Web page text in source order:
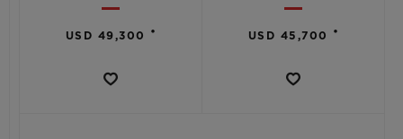
USD 49,300 • USD 45,700 •